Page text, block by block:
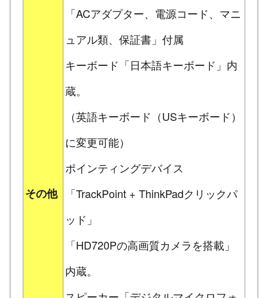
その他
「ACアダプター、電源コード、マニ
ュアル類、保証書」付属
キーボード「日本語キーボード」内
蔵。
（英語キーボード（USキーボード）
に変更可能）
ポインティングデバイス
「TrackPoint + ThinkPadクリックパ
ッド」
「HD720Pの高画質カメラを搭載」
内蔵。